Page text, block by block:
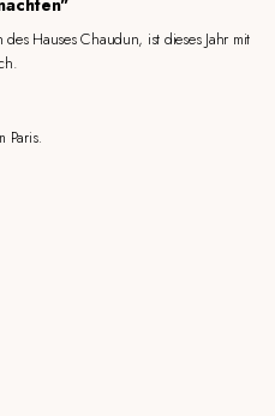
Hauses Chaudun, ist dieses Jahr mit
Paris.